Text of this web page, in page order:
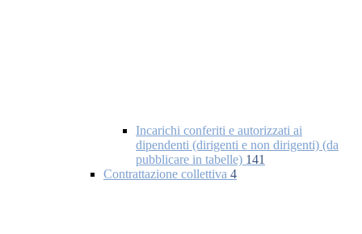
Incarichi conferiti e autorizzati ai
dipendenti (dirigenti e non dirigenti) (da
pubblicare in tabelle) 141
Contrattazione collettiva 4